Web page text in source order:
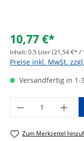
10,77 €*
Inhalt:0.5 Liter(21,54 €* /
Preise inkl. MwSt.
Versandfertig in 1-
Produkt
Zum Merkzettel